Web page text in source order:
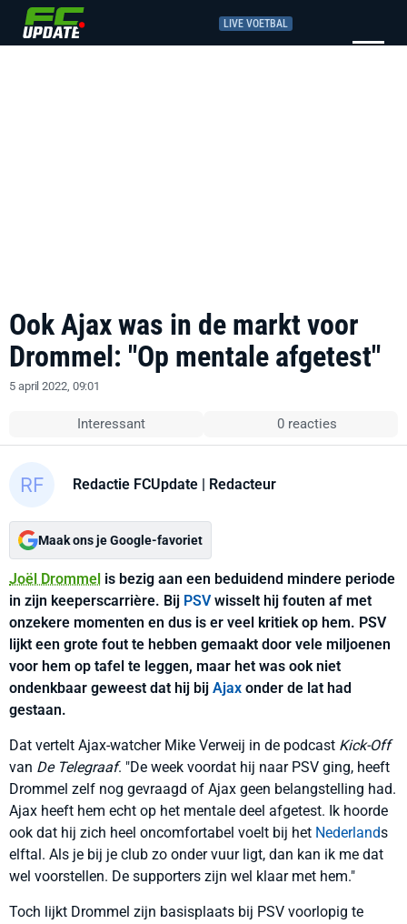
LIVE VOETBAL
Ook Ajax was in de markt voor
Drommel: "Op mentale afgetest"
5 april 2022, 09:01
Interessant 0 reacties
Redactie FCUpdate | Redacteur
Maak ons je Google-favoriet
Joël Drommel is bezig aan een beduidend mindere periode
in zijn keeperscarrière. Bij PSVwisselt hij fouten af met
onzekere momenten en dus is er veel kritiek op hem. PSV
lijkt een grote fout te hebben gemaakt door vele miljoenen
voor hem op tafel te leggen, maar het was ook niet
ondenkbaar geweest dat hij bij Ajax onder de lat had
gestaan.
Dat vertelt Ajax-watcher Mike Verweij in de podcast Kick-Off
van De Telegraaf. "De week voordat hij naar PSV ging, heeft
Drommel zelf nog gevraagd of Ajax geen belangstelling had.
Ajax heeft hem echt op het mentale deel afgetest. Ik hoorde
ook dat hij zich heel oncomfortabel voelt bij het Nederlands
elftal. Als je bij je club zo onder vuur ligt, dan kan ik me dat
wel voorstellen. De supporters zijn wel klaar met hem."
Toch lijkt Drommel zijn basisplaats bij PSV voorlopig te